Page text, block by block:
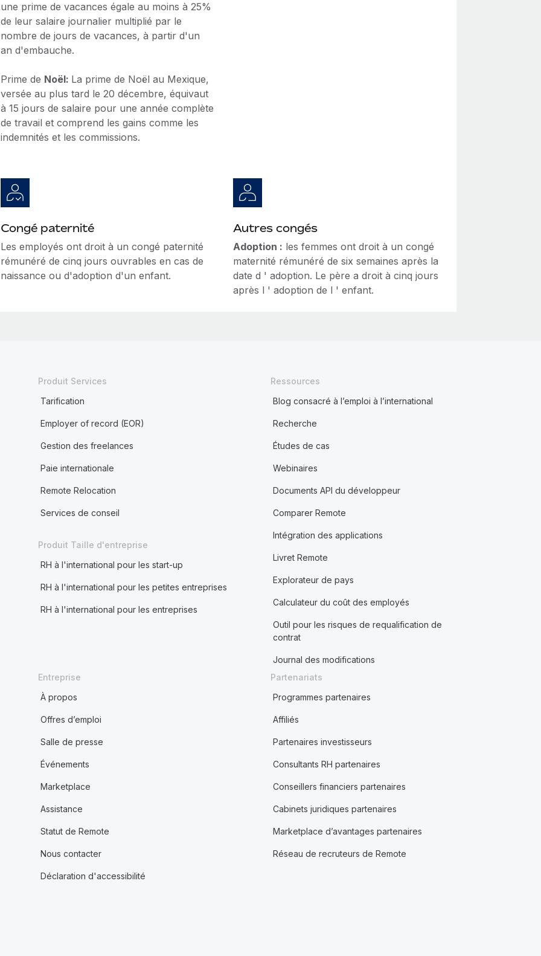
une prime de vacances égale au moins à 25%
de leur salaire journalier multiplié par le
nombre de jours de vacances, à partir d'un
an d'embauche.
Prime de Noël: La prime de Noël au Mexique,
versée au plus tard le 20 décembre, équivaut
à 15 jours de salaire pour une année complète
de travail et comprend les gains comme les
indemnités et les commissions.
Congé paternité
Les employés ont droit à un congé paternité
rémunéré de cinq jours ouvrables en cas de
naissance ou d'adoption d'un enfant.
Autres congés
Adoption : les femmes ont droit à un congé
maternité rémunéré de six semaines après la
date d ' adoption. Le père a droit à cinq jours
après l ' adoption de l ' enfant.
Produit Services
Tarification
Employer of record (EOR)
Gestion des freelances
Paie internationale
Remote Relocation
Services de conseil
Produit Taille d'entreprise
RH à l'international pour les start-up
RH à l'international pour les petites entreprises
RH à l'international pour les entreprises
Ressources
Blog consacré à l’emploi à l’international
Recherche
Études de cas
Webinaires
Documents API du développeur
Comparer Remote
Intégration des applications
Livret Remote
Explorateur de pays
Calculateur du coût des employés
Outil pour les risques de requalification de
contrat
Journal des modifications
Entreprise
À propos
Offres d’emploi
Salle de presse
Événements
Marketplace
Assistance
Statut de Remote
Nous contacter
Déclaration d'accessibilité
Partenariats
Programmes partenaires
Affiliés
Partenaires investisseurs
Consultants RH partenaires
Conseillers financiers partenaires
Cabinets juridiques partenaires
Marketplace d’avantages partenaires
Réseau de recruteurs de Remote